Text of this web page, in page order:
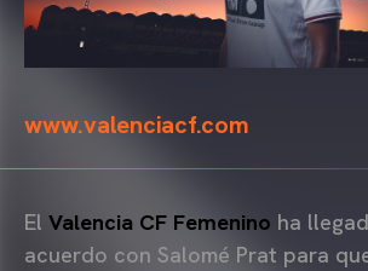
www.valenciacf.com
El Valencia CF Femenino ha
acuerdo con Salomé Prat para